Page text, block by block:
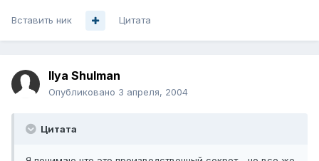
Вставить ник Цитата
Ilya Shulman
Опубликовано 3 апреля, 2004
Цитата